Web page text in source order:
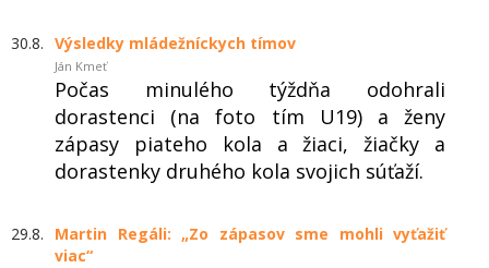
30.8. Výsledky mládežníckych tímov
Ján Kmeť
Počas minulého týždňa odohrali
dorastenci (na foto tím U19) a ženy
zápasy piateho kola a žiaci, žiačky a
dorastenky druhého kola svojich súťaží.
29.8.
Martin Regáli: „Zo zápasov sme mohli vyťažiť
viac“